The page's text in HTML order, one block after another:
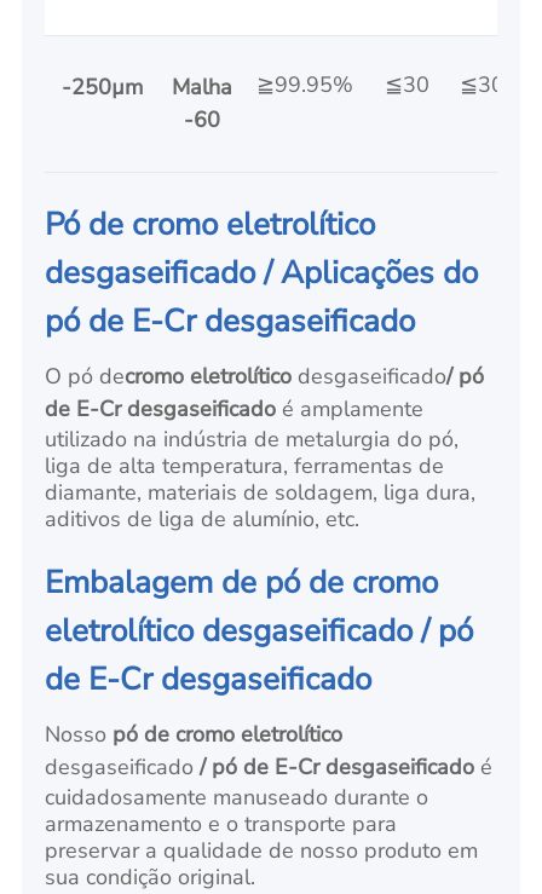
-250µm
Malha
-60
≧99.95% ≦30 ≦30
Pó de cromo eletrolítico
desgaseificado / Aplicações do
pó de E-Cr desgaseificado
O pó decromo eletrolítico desgaseificado/ pó
de E-Cr desgaseificado é amplamente
utilizado na indústria de metalurgia do pó,
liga de alta temperatura, ferramentas de
diamante, materiais de soldagem, liga dura,
aditivos de liga de alumínio, etc.
Embalagem de pó de cromo
eletrolítico desgaseificado / pó
de E-Cr desgaseificado
Nosso pó de cromo eletrolítico
desgaseificado/ pó de E-Cr desgaseificado é
cuidadosamente manuseado durante o
armazenamento e o transporte para
preservar a qualidade de nosso produto em
sua condição original.